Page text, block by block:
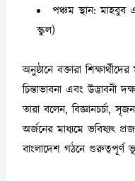
পঞ্চম স্থান: মাহবুব
স্কুল)
অনুষ্ঠানে বক্তারা
চিন্তাভাবনা এবং
তারা বলেন, বিজ্ঞানচর্চা,
অর্জনের মাধ্যমে ভবিষ্যৎ
বাংলাদেশ গঠনে গুরুত্বপূর্ণ